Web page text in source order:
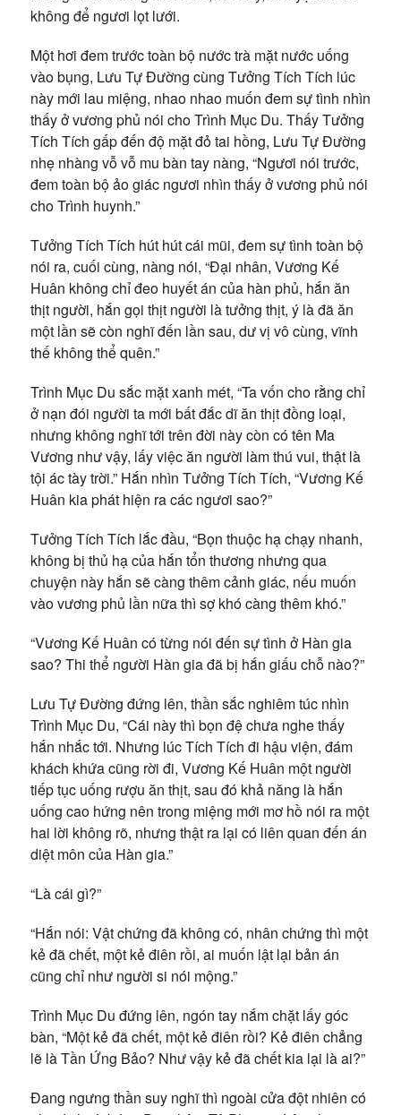
không để ngươi lọt lưới.
Một hơi đem trước toàn bộ nước trà mặt nước uống
vào bụng, Lưu Tự Đường cùng Tưởng Tích Tích lúc
này mới lau miệng, nhao nhao muốn đem sự tình nhìn
thấy ở vương phủ nói cho Trình Mục Du. Thấy Tưởng
Tích Tích gấp đến độ mặt đỏ tai hồng, Lưu Tự Đường
nhẹ nhàng vỗ vỗ mu bàn tay nàng, “Ngươi nói trước,
đem toàn bộ ảo giác ngươi nhìn thấy ở vương phủ nói
cho Trình huynh.”
Tưởng Tích Tích hút hút cái mũi, đem sự tình toàn bộ
nói ra, cuối cùng, nàng nói, “Đại nhân, Vương Kế
Huân không chỉ đeo huyết án của hàn phủ, hắn ăn
thịt người, hắn gọi thịt người là tưởng thịt, ý là đã ăn
một lần sẽ còn nghĩ đến lần sau, dư vị vô cùng, vĩnh
thế không thể quên.”
Trình Mục Du sắc mặt xanh mét, “Ta vốn cho rằng chỉ
ở nạn đói người ta mới bất đắc dĩ ăn thịt đồng loại,
nhưng không nghĩ tới trên đời này còn có tên Ma
Vương như vậy, lấy việc ăn người làm thú vui, thật là
tội ác tày trời.” Hắn nhìn Tưởng Tích Tích, “Vương Kế
Huân kia phát hiện ra các ngươi sao?”
Tưởng Tích Tích lắc đầu, “Bọn thuộc hạ chạy nhanh,
không bị thủ hạ của hắn tổn thương nhưng qua
chuyện này hắn sẽ càng thêm cảnh giác, nếu muốn
vào vương phủ lần nữa thì sợ khó càng thêm khó.”
“Vương Kế Huân có từng nói đến sự tình ở Hàn gia
sao? Thi thể người Hàn gia đã bị hắn giấu chỗ nào?”
Lưu Tự Đường đứng lên, thần sắc nghiêm túc nhìn
Trình Mục Du, “Cái này thì bọn đệ chưa nghe thấy
hắn nhắc tới. Nhưng lúc Tích Tích đi hậu viện, đám
khách khứa cũng rời đi, Vương Kế Huân một người
tiếp tục uống rượu ăn thịt, sau đó khả năng là hắn
uống cao hứng nên trong miệng mới mơ hồ nói ra một
hai lời không rõ, nhưng thật ra lại có liên quan đến án
diệt môn của Hàn gia.”
“Là cái gì?”
“Hắn nói: Vật chứng đã không có, nhân chứng thì một
kẻ đã chết, một kẻ điên rồi, ai muốn lật lại bản án
cũng chỉ như người si nói mộng.”
Trình Mục Du đứng lên, ngón tay nắm chặt lấy góc
bàn, “Một kẻ đã chết, một kẻ điên rồi? Kẻ điên chẳng
lẽ là Tần Ứng Bảo? Như vậy kẻ đã chết kia lại là ai?”
Đang ngưng thần suy nghĩ thì ngoài cửa đột nhiên có